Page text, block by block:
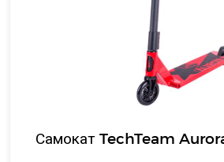
Самокат TechTeam